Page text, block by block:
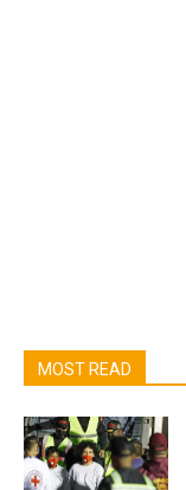
MOST READ